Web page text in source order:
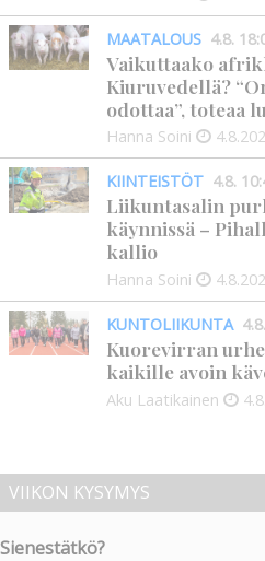
MAATALOUS 4.8.
Vaikuttaako
Kiuruvedellä?
odottaa”, toteaa
Hanna Soini
KIINTEISTÖT 4.8.
Liikuntasalin
käynnissä –
kallio
Hanna Soini
KUNTOLIIKUNTA
Kuorevirran
kaikille avoin
Aku Laatikainen
VIIKON KYSYMYS
Sienestätkö?